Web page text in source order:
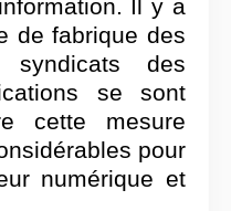
Il y a
de fabrique des
syndicats des
se sont
cette mesure
pour
numérique et